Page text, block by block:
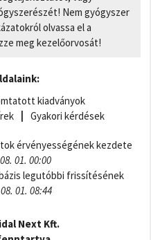
Nem gyógyszer
olvassa el a
meg kezelőorvosát!
kiadványok
Gyakori kérdések
érvényességének kezdete
01. 00:00
legutóbbi frissítésének
01. 08:44
Next Kft.